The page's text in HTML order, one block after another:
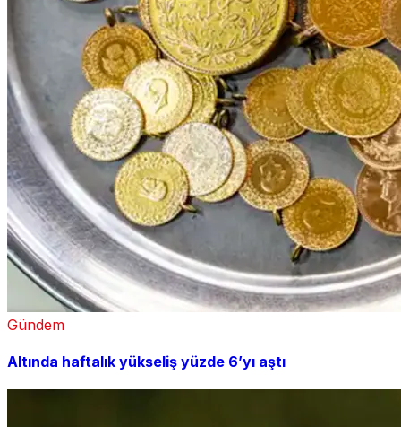
Gündem
Altında haftalık yükseliş yüzde 6’yı aştı